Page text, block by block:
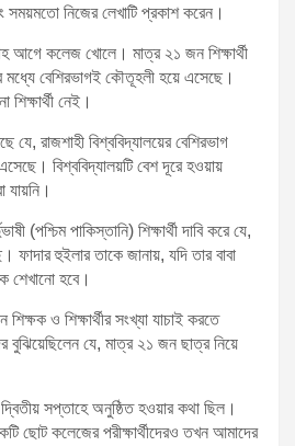
সময়মতো নিজের লেখাটি প্রকাশ করেন।
আগে কলেজ খোলে। মাত্র ২১ জন শিক্ষার্থী
বেশিরভাগই কৌতূহলী হয়ে এসেছে।
নেই।
রাজশাহী বিশ্ববিদ্যালয়ের বেশিরভাগ
এসেছে। বিশ্ববিদ্যালয়টি বেশ দূরে হওয়ায়
যায়নি।
(পশ্চিম পাকিস্তানি) শিক্ষার্থী দাবি করে যে,
হুইলার তাকে জানায়, যদি তার বাবা
শেখানো হবে।
শিক্ষক ও শিক্ষার্থীর সংখ্যা যাচাই করতে
যে, মাত্র ২১ জন ছাত্র নিয়ে
দ্বিতীয় সপ্তাহে অনুষ্ঠিত হওয়ার কথা ছিল।
ছোট কলেজের পরীক্ষার্থীদেরও তখন আমাদের